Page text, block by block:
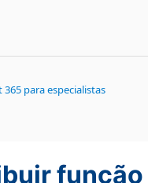
para especialistas